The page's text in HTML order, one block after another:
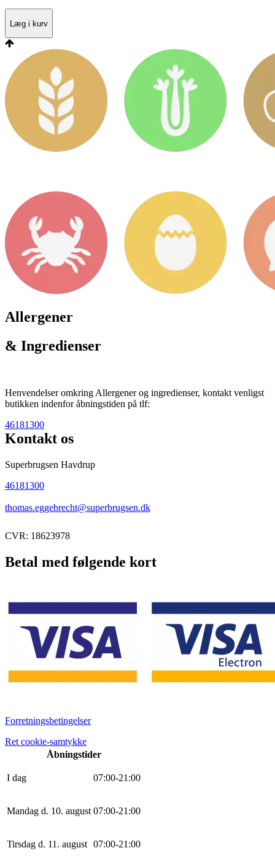
Læg i kurv
Allergener
& Ingredienser
Henvendelser omkring Allergener og ingredienser, kontakt venligst
butikken indenfor åbningstiden på tlf:
46181300
Kontakt os
Superbrugsen Havdrup
46181300
thomas.eggebrecht@superbrugsen.dk
CVR: 18623978
Betal med følgende kort
Forretningsbetingelser
Ret cookie-samtykke
Åbningstider
I dag 07:00-21 :00
Mandag d. 10. august 07:00-21 :00
Tirsdag d. 11. august 07:00-21 :00